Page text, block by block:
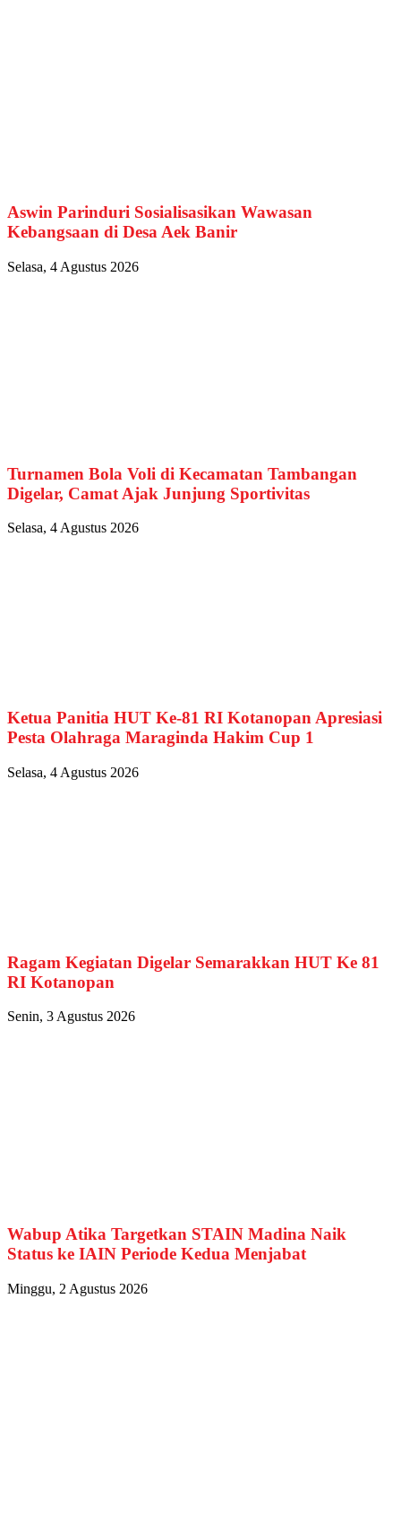
Aswin Parinduri Sosialisasikan Wawasan
Kebangsaan di Desa Aek Banir
Selasa, 4 Agustus 2026
Turnamen Bola Voli di Kecamatan Tambangan
Digelar, Camat Ajak Junjung Sportivitas
Selasa, 4 Agustus 2026
Ketua Panitia HUT Ke-81 RI Kotanopan Apresiasi
Pesta Olahraga Maraginda Hakim Cup 1
Selasa, 4 Agustus 2026
Ragam Kegiatan Digelar Semarakkan HUT Ke 81
RI Kotanopan
Senin, 3 Agustus 2026
Wabup Atika Targetkan STAIN Madina Naik
Status ke IAIN Periode Kedua Menjabat
Minggu, 2 Agustus 2026